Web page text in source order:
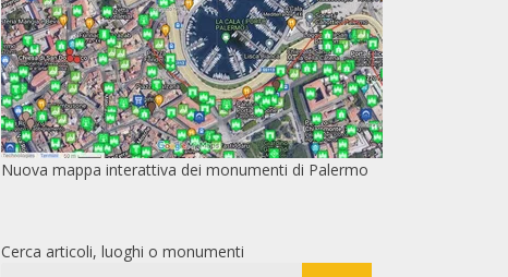
Nuova mappa interattiva dei monumenti di Palermo
Cerca articoli, luoghi o monumenti